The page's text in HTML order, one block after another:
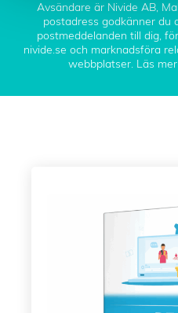
Avsändare är Nivide AB,
postadress godkänner du
postmeddelanden till dig,
nivide.se och marknadsföra
webbplatser. Läs